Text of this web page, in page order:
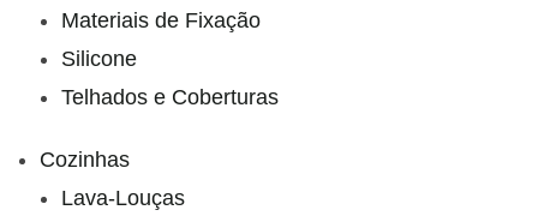
Materiais de Fixação
Silicone
Telhados e Coberturas
Cozinhas
Lava-Louças